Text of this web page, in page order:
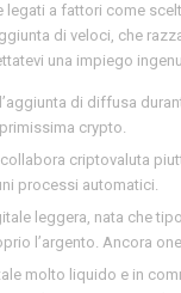
legati a fattori come
di veloci, che
una impiego
di diffusa
crypto.
collabora criptovaluta
processi automatici.
leggera, nata che
l’argento. Ancora
molto liquido e in